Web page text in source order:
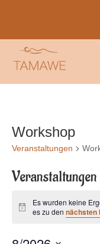
Workshop
Veranstaltungen
Veranstaltungen
Hinweis
Es wurden keine
es zu dennächsten